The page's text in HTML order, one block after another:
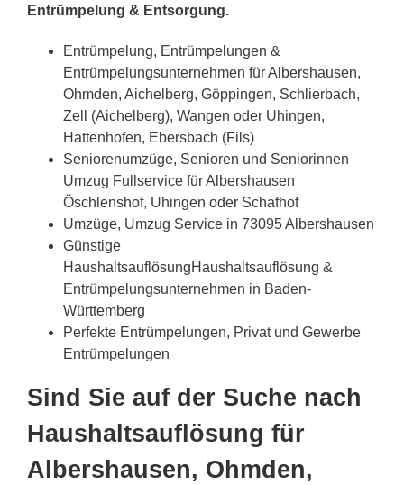
Entrümpelung & Entsorgung.
Entrümpelung, Entrümpelungen &
Entrümpelungsunternehmen für Albershausen,
Ohmden, Aichelberg, Göppingen, Schlierbach,
Zell (Aichelberg), Wangen oder Uhingen,
Hattenhofen, Ebersbach (Fils)
Seniorenumzüge, Senioren und Seniorinnen
Umzug Fullservice für Albershausen
Öschlenshof, Uhingen oder Schafhof
Umzüge, Umzug Service in 73095 Albershausen
Günstige
HaushaltsauflösungHaushaltsauflösung &
Entrümpelungsunternehmen in Baden-
Württemberg
Perfekte Entrümpelungen, Privat und Gewerbe
Entrümpelungen
Sind Sie auf der Suche nach
Haushaltsauflösung für
Albershausen, Ohmden,